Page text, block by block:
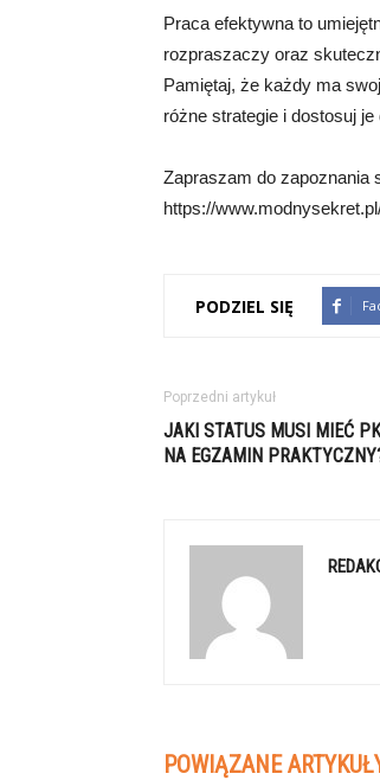
Praca efektywna to
rozpraszaczy oraz
Pamiętaj, że każdy ma
różne strategie i dostosuj
Zapraszam do zapoznania
https://
PODZIEL SIĘ
Poprzedni artykuł
JAKI STATUS MUSI MIEĆ
NA EGZAMIN
POWIĄZANE